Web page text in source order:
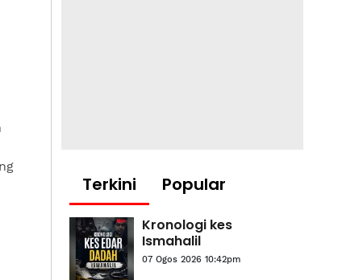
Terkini Popular
Kronologi kes
Ismahalil
07 Ogos 2026 10:42pm